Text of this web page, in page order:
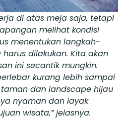
di atas meja saja, tetapi
melihat kondisi
menentukan langkah-
dilakukan. Kita akan
ini secantik mungkin.
kurang lebih sampai
dan landscape hijau
nyaman dan layak
wisata,” jelasnya.